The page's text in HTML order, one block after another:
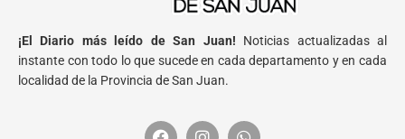
¡El Diario más leído de San Juan! Noticias actualizadas al
instante con todo lo que sucede en cada departamento y en cada
localidad de la Provincia de San Juan.